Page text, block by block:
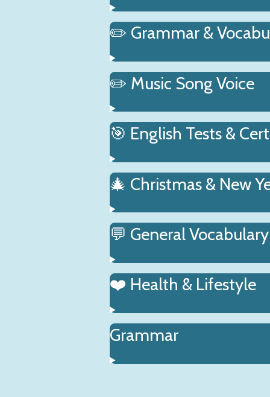
✏️ Grammar &
✏️ Music Song Voice
🎯 English Tests &
🎄 Christmas & New
💬 General Vocabulary
❤️ Health & Lifestyle
Grammar